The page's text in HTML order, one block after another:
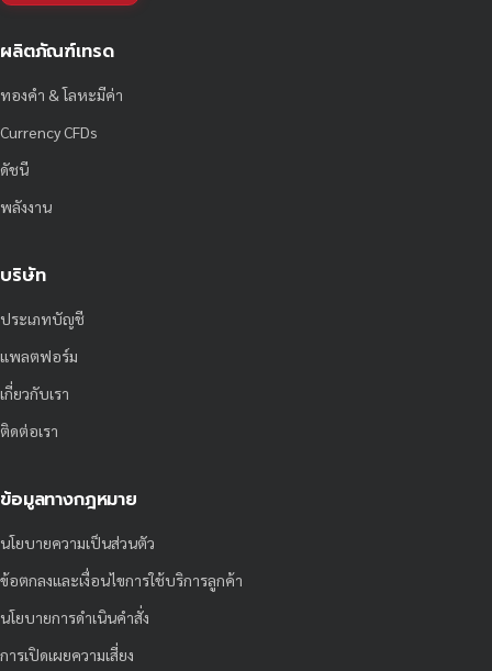
ผลิตภัณฑ์เทรด
ทองคำ & โลหะมีค่า
Currency CFDs
ดัชนี
พลังงาน
บริษัท
ประเภทบัญชี
แพลตฟอร์ม
เกี่ยวกับเรา
ติดต่อเรา
ข้อมูลทางกฎหมาย
นโยบายความเป็นส่วนตัว
ข้อตกลงและเงื่อนไขการใช้บริการลูกค้า
นโยบายการดำเนินคำสั่ง
การเปิดเผยความเสี่ยง